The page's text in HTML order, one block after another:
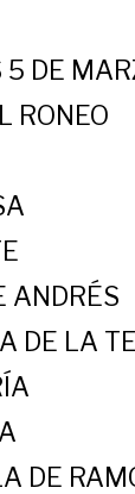
5 DE
RONEO
ANDRÉS
DE LA
DE